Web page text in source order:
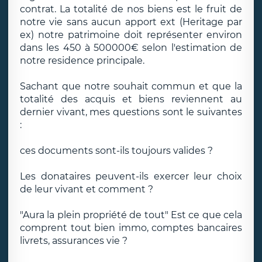
contrat. La totalité de nos biens est le fruit de
notre vie sans aucun apport ext (Heritage par
ex) notre patrimoine doit représenter environ
dans les 450 à 500000€ selon l'estimation de
notre residence principale.
Sachant que notre souhait commun et que la
totalité des acquis et biens reviennent au
dernier vivant, mes questions sont le suivantes
:
ces documents sont-ils toujours valides ?
Les donataires peuvent-ils exercer leur choix
de leur vivant et comment ?
"Aura la plein propriété de tout" Est ce que cela
comprent tout bien immo, comptes bancaires
livrets, assurances vie ?